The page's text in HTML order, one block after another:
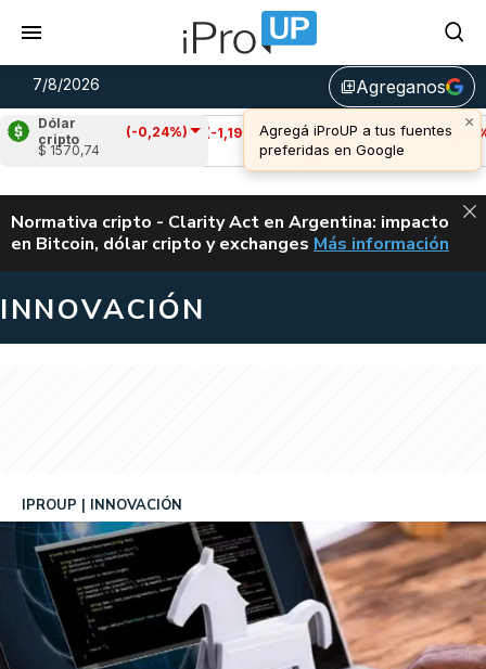
7/8/2026 library_addAgreganos
Dólar
cripto
(-0,24%)
$ 1570,74
Cardano
(-1,19%)
u$s 0,20
Avalanche (-0,85%)
u$s 6,44
ALERTA
Normativa cripto - Clarity Act en Argentina: impacto
en Bitcoin, dólar cripto y exchanges CLARITY ACT EN
Más información
INNOVACIÓN
IPROUP INNOVACIÓN